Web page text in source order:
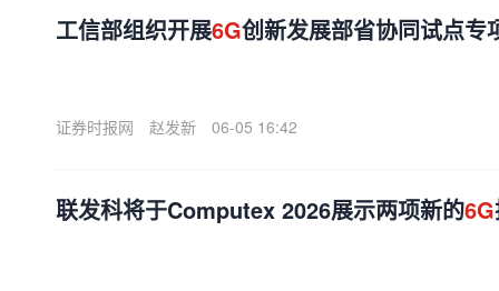
工信部组织开展6G创新发展部省协同试点
证券时报网 赵发新 06-05 16:42
联发科将于Computex 2026展示两项新的6G